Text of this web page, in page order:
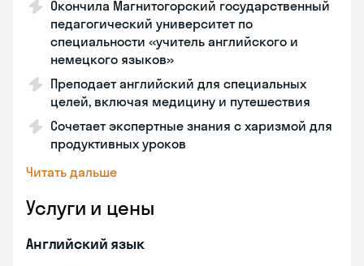
Окончила Магнитогорский государственный
педагогический университет по
специальности «учитель английского и
немецкого языков»
Преподает английский для специальных
целей, включая медицину и путешествия
Сочетает экспертные знания с харизмой для
продуктивных уроков
Читать дальше
Услуги и цены
Английский язык